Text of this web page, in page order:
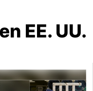
EE. UU.